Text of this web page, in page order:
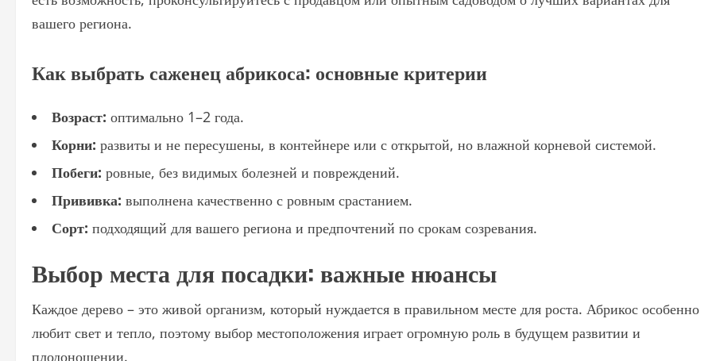
вашего региона.
Как выбрать саженец абрикоса: основные критерии
Возраст: оптимально 1–2 года.
Корни: развиты и не пересушены, в контейнере или с открытой, но влажной корневой системой.
Побеги: ровные, без видимых болезней и повреждений.
Прививка: выполнена качественно с ровным срастанием.
Сорт: подходящий для вашего региона и предпочтений по срокам созревания.
Выбор места для посадки: важные нюансы
Каждое дерево – это живой организм, который нуждается в правильном месте для роста. Абрикос особенно
любит свет и тепло, поэтому выбор местоположения играет огромную роль в будущем развитии и
плодоношении.